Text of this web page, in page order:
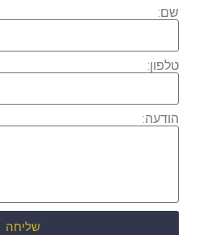
שם:
טלפון:
הודעה:
שליחה